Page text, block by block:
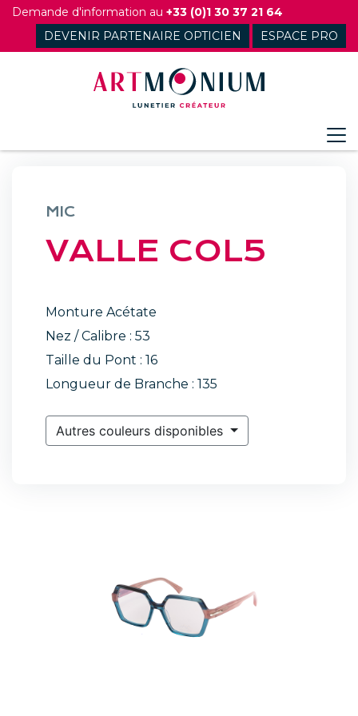
Skip
content
Demande d'information au +33 (0)1 30 37 21 64
DEVENIR PARTENAIRE OPTICIEN
ESPACE PRO
MIC
VALLE COL5
Monture Acétate
Nez / Calibre : 53
Taille du Pont : 16
Longueur de Branche : 135
Autres couleurs disponibles